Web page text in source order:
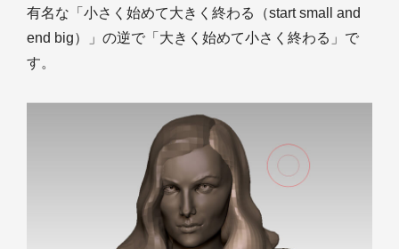
有名な「小さく始めて大きく終わる（start small and
end big）」の逆で「大きく始めて小さく終わる」で
す。